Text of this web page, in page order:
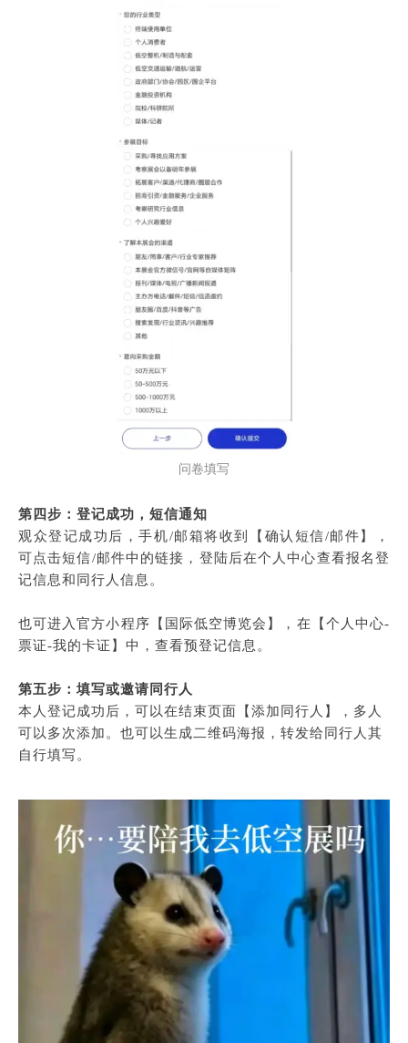
问卷填写
第四步：登记成功，短信通知
观众登记成功后，手机/邮箱将收到【确认短信/邮件】，
可点击短信/邮件中的链接，登陆后在个人中心查看报名登
记信息和同行人信息。
也可进入官方小程序【国际低空博览会】，在【个人中心-
票证-我的卡证】中，查看预登记信息。
第五步 ：填写或邀请同行人
本人登记成功后，可以在结束页面【添加同行人】，多人
可以多次添加。也可以生成二维码海报，转发给同行人其
自行填写。